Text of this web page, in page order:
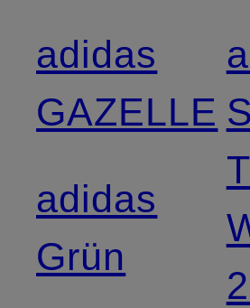
adidas
GAZELLE
adidas
Grün